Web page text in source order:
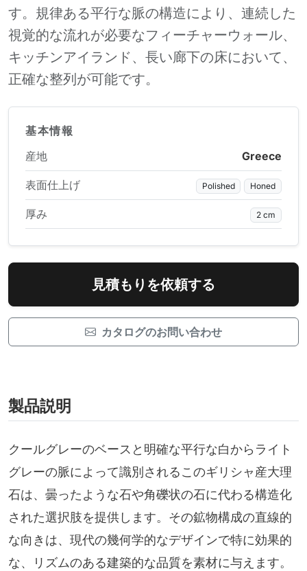
す。規律ある平行な脈の構造により、連続した
視覚的な流れが必要なフィーチャーウォール、
キッチンアイランド、長い廊下の床において、
正確な整列が可能です。
基本情報
産地 Greece
表面仕上げ Polished Honed
厚み 2 cm
見積もりを依頼する
カタログのお問い合わせ
製品説明
クールグレーのベースと明確な平行な白からライト
グレーの脈によって識別されるこのギリシャ産大理
石は、曇ったような石や角礫状の石に代わる構造化
された選択肢を提供します。その鉱物構成の直線的
な向きは、現代の幾何学的なデザインで特に効果的
な、リズムのある建築的な品質を素材に与えます。